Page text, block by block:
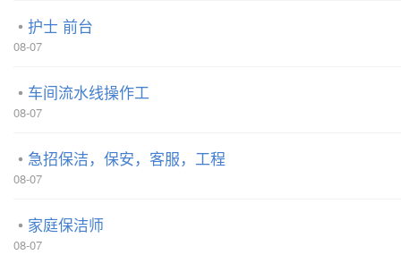
护士 前台
08-07
车间流水线操作工
08-07
急招保洁，保安，客服，工程
08-07
家庭保洁师
08-07